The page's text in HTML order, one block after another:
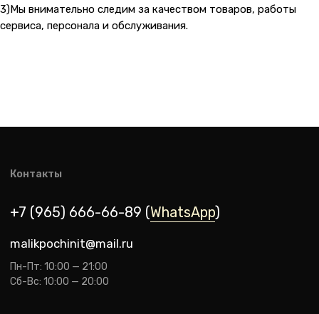
3)Мы внимательно следим за качеством товаров, работы
сервиса, персонала и обслуживания.